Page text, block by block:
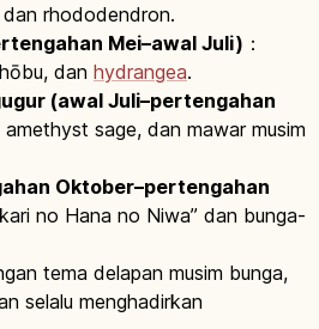
dan rhododendron.
Mei–awal Juli) ：
dan hydrangea.
(awal Juli–pertengahan
amethyst sage, dan mawar musim
Oktober–pertengahan
no Hana no Niwa” dan bunga-
tema delapan musim bunga,
selalu menghadirkan